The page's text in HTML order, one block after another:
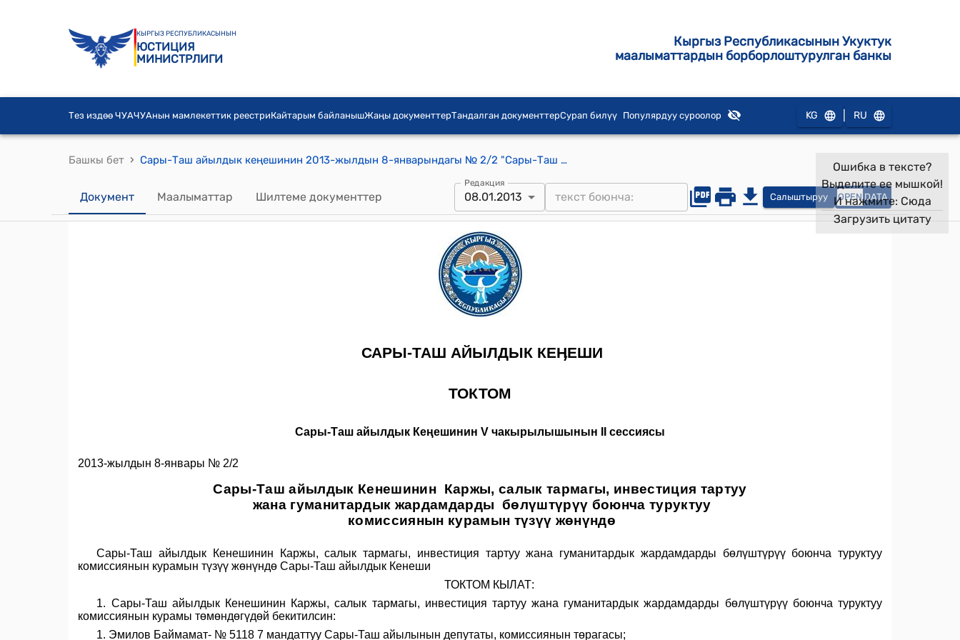
КЫРГЫЗ РЕСПУБЛИКАСЫНЫН
ЮСТИЦИЯ
МИНИСТРЛИГИ
Кыргыз Республикасынын Укуктук
маалыматтардын борборлоштурулган банкы
Тез издөө ЧУАЧУАнын мамлекеттик реестриКайтарым байланышЖаңы документтерТандалган документтерСурап билүү Популярдуу суроолор KG RU
Башкы бет › Сары-Таш айылдык кеңешинин 2013-жылдын 8-январындагы № 2/2 "Сары-Таш айылдык Кенешинин Каржы, салык тармагы, инвестиция тартуу жана гуманитардык жардамдарды бөлүштүрүү боюнча туруктуу комиссиянын курамын түзүү жөнүндө" токтому
Документ Маалыматтар Шилтеме документтер
Редакция
08.01.2013 Салыштыруу OPEN DATA
Ошибка в тексте?
Выделите ее мышкой!
И нажмите: Сюда
Загрузить цитату